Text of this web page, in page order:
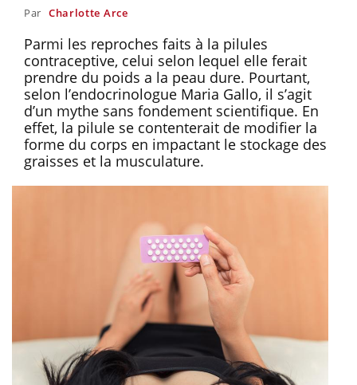
Par Charlotte Arce
Parmi les reproches faits à la pilules
contraceptive, celui selon lequel elle ferait
prendre du poids a la peau dure. Pourtant,
selon l’endocrinologue Maria Gallo, il s’agit
d’un mythe sans fondement scientifique. En
effet, la pilule se contenterait de modifier la
forme du corps en impactant le stockage des
graisses et la musculature.